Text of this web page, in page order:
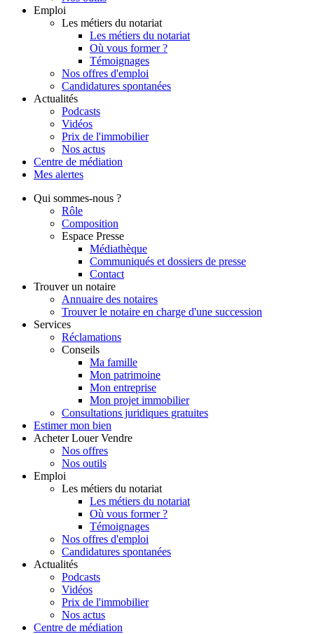
Emploi
Les métiers du notariat
Les métiers du notariat
Où vous former ?
Témoignages
Nos offres d'emploi
Candidatures spontanées
Actualités
Podcasts
Vidéos
Prix de l'immobilier
Nos actus
Centre de médiation
Mes alertes
Qui sommes-nous ?
Rôle
Composition
Espace Presse
Médiathèque
Communiqués et dossiers de presse
Contact
Trouver un notaire
Annuaire des notaires
Trouver le notaire en charge d'une succession
Services
Réclamations
Conseils
Ma famille
Mon patrimoine
Mon entreprise
Mon projet immobilier
Consultations juridiques gratuites
Estimer mon bien
Acheter Louer Vendre
Nos offres
Nos outils
Emploi
Les métiers du notariat
Les métiers du notariat
Où vous former ?
Témoignages
Nos offres d'emploi
Candidatures spontanées
Actualités
Podcasts
Vidéos
Prix de l'immobilier
Nos actus
Centre de médiation